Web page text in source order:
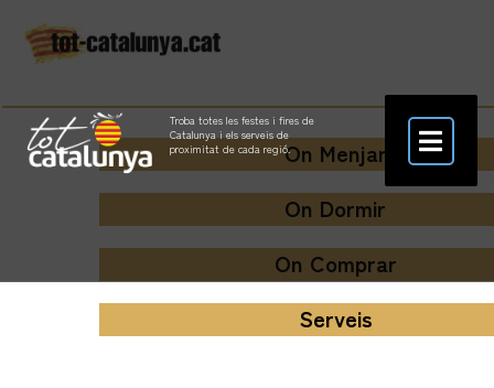
Troba totes les festes i fires de
Catalunya i els serveis de
proximitat de cada regió.On Menjar
On Dormir
On Comprar
Serveis